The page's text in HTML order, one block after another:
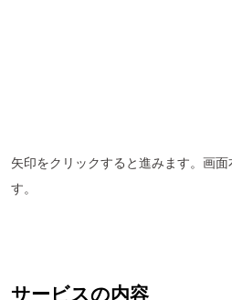
矢印をクリックすると進みます。画
す。
サービスの内容